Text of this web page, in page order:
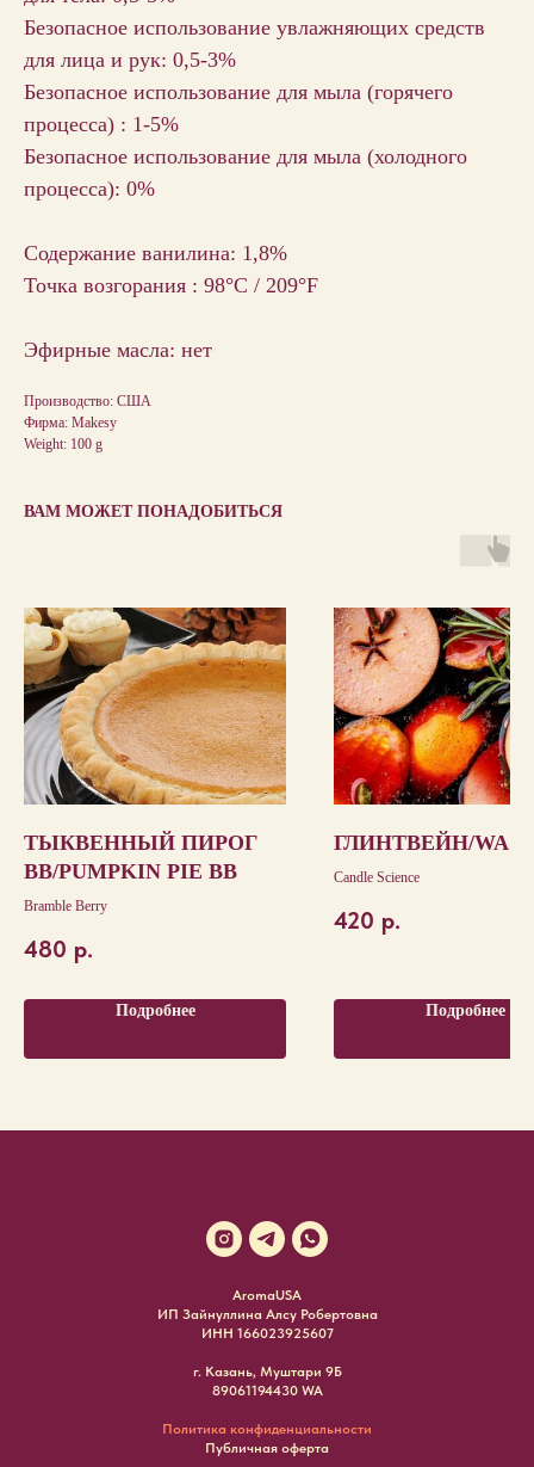
Безопасное использование увлажняющих средств
для лица и рук: 0,5-3%
Безопасное использование для мыла (горячего
процесса) : 1-5%
Безопасное использование для мыла (холодного
процесса): 0%
Содержание ванилина: 1,8%
Точка возгорания : 98°C / 209°F
Эфирные масла: нет
Производство: США
Фирма: Makesy
Weight: 100 g
ВАМ МОЖЕТ ПОНАДОБИТЬСЯ
ТЫКВЕННЫЙ ПИРОГ
ВВ/PUMPKIN PIE BB
Bramble Berry
480 р.
Подробнее
ГЛИНТВЕЙН/
Candle Science
420 р.
Подробнее
AromaUSA
ИП Зайнуллина Алсу Робертовна
ИНН 166023925607
г. Казань, Муштари 9Б
89061194430 WA
Политика конфиденциальности
Публичная оферта